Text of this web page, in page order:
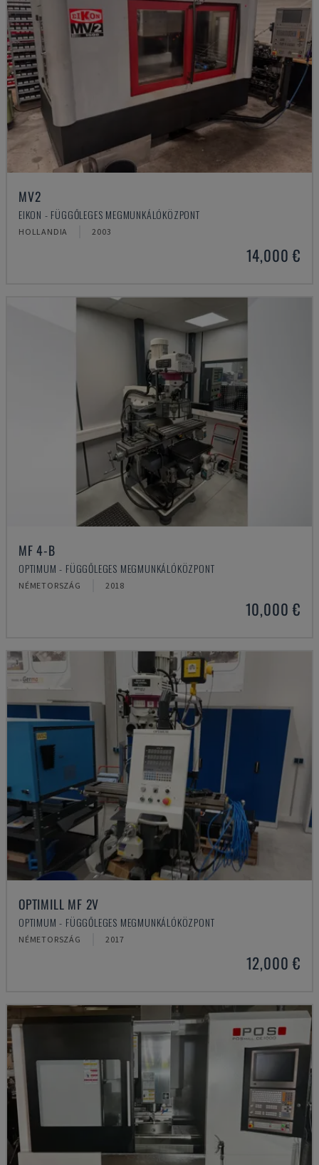
MV2
EIKON - FÜGGŐLEGES MEGMUNKÁLÓKÖZPONT
HOLLANDIA 2003
14,000 €
MF 4-B
OPTIMUM - FÜGGŐLEGES MEGMUNKÁLÓKÖZPONT
NÉMETORSZÁG 2018
10,000 €
OPTIMILL MF 2V
OPTIMUM - FÜGGŐLEGES MEGMUNKÁLÓKÖZPONT
NÉMETORSZÁG 2017
12,000 €